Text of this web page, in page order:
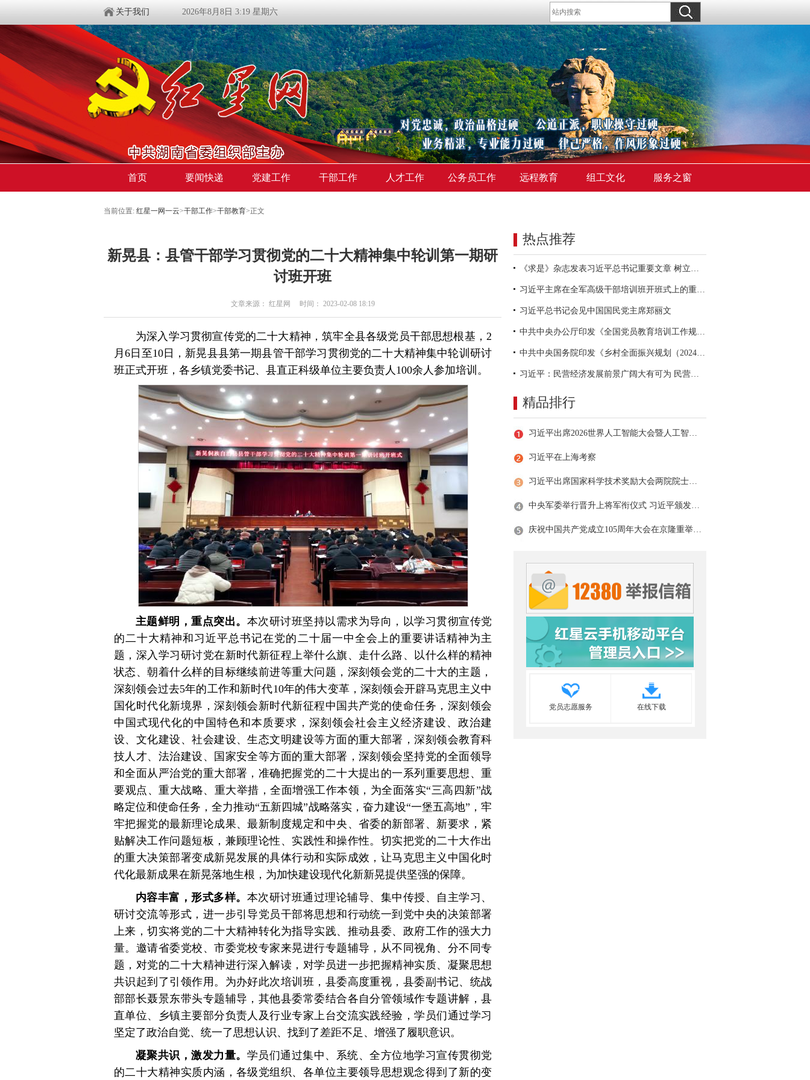
关于我们 2026年8月8日 3:19 星期六
首页 要闻快递 党建工作 干部工作 人才工作 公务员工作 远程教育 组工文化 服务之窗
当前位置: 红星一网一云>干部工作>干部教育>正文
新晃县：县管干部学习贯彻党的二十大精神集中轮训第一期研
讨班开班
文章来源： 红星网 时间： 2023-02-08 18:19
为深入学习贯彻宣传党的二十大精神，筑牢全县各级党员干部思想根基，2
月6日至10日，新晃县县第一期县管干部学习贯彻党的二十大精神集中轮训研讨
班正式开班，各乡镇党委书记、县直正科级单位主要负责人100余人参加培训。
主题鲜明，重点突出。 本次研讨班坚持以需求为导向，以学习贯彻宣传党
的二十大精神和习近平总书记在党的二十届一中全会上的重要讲话精神为主
题，深入学习研讨党在新时代新征程上举什么旗、走什么路、以什么样的精神
状态、朝着什么样的目标继续前进等重大问题，深刻领会党的二十大的主题，
深刻领会过去5年的工作和新时代10年的伟大变革，深刻领会开辟马克思主义中
国化时代化新境界，深刻领会新时代新征程中国共产党的使命任务，深刻领会
中国式现代化的中国特色和本质要求，深刻领会社会主义经济建设、政治建
设、文化建设、社会建设、生态文明建设等方面的重大部署，深刻领会教育科
技人才、法治建设、国家安全等方面的重大部署，深刻领会坚持党的全面领导
和全面从严治党的重大部署，准确把握党的二十大提出的一系列重要思想、重
要观点、重大战略、重大举措，全面增强工作本领，为全面落实“三高四新”战
略定位和使命任务，全力推动“五新四城”战略落实，奋力建设“一堡五高地”，牢
牢把握党的最新理论成果、最新制度规定和中央、省委的新部署、新要求，紧
贴解决工作问题短板，兼顾理论性、实践性和操作性。切实把党的二十大作出
的重大决策部署变成新晃发展的具体行动和实际成效，让马克思主义中国化时
代化最新成果在新晃落地生根，为加快建设现代化新新晃提供坚强的保障。
内容丰富，形式多样。 本次研讨班通过理论辅导、集中传授、自主学习、
研讨交流等形式，进一步引导党员干部将思想和行动统一到党中央的决策部署
上来，切实将党的二十大精神转化为指导实践、推动县委、政府工作的强大力
量。邀请省委党校、市委党校专家来晃进行专题辅导，从不同视角、分不同专
题，对党的二十大精神进行深入解读，对学员进一步把握精神实质、凝聚思想
共识起到了引领作用。为办好此次培训班，县委高度重视，县委副书记、统战
部部长聂景东带头专题辅导，其他县委常委结合各自分管领域作专题讲解，县
直单位、乡镇主要部分负责人及行业专家上台交流实践经验，学员们通过学习
坚定了政治自觉、统一了思想认识、找到了差距不足、增强了履职意识。
凝聚共识，激发力量。 学员们通过集中、系统、全方位地学习宣传贯彻党
的二十大精神实质内涵，各级党组织、各单位主要领导思想观念得到了新的变
热点推荐
《求是》杂志发表习近平总书记重要文章 树立和践行正确政绩观
习近平主席在全军高级干部培训班开班式上的重要讲话引领全军开展思想整风、深化政治整训
习近平总书记会见中国国民党主席郑丽文
中共中央办公厅印发《全国党员教育培训工作规划（2024－2028年）》
中共中央国务院印发《乡村全面振兴规划（2024—2027年）》
习近平：民营经济发展前景广阔大有可为 民营企业和民营企业家大显身手正当其时
精品排行
习近平出席2026世界人工智能大会暨人工智能全球治理高级别会议开幕式并发表主旨讲话
习近平在上海考察
习近平出席国家科学技术奖励大会两院院士大会中国科协第十一次全国代表大会并发表重要讲话
中央军委举行晋升上将军衔仪式 习近平颁发命令状并向晋衔的军官表示祝贺
庆祝中国共产党成立105周年大会在京隆重举行 习近平发表重要讲话
党员志愿服务 在线下载